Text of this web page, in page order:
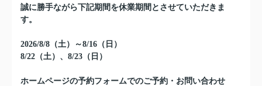
誠に勝手ながら下記期間を休業期間とさせていただきま
す。
2026/8/8（土）～8/16（日）
8/22（土）、8/23（日）
ホームページの予約フォームでのご予約・お問い合わせ